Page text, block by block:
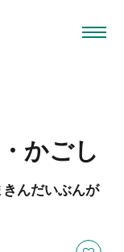
かごし
きんだいぶんが